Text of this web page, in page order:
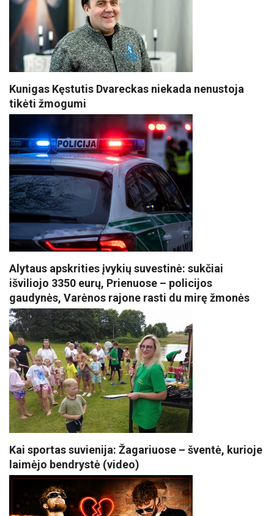
Kunigas Kęstutis Dvareckas niekada nenustoja
tikėti žmogumi
Alytaus apskrities įvykių suvestinė: sukčiai
išviliojo 3350 eurų, Prienuose – policijos
gaudynės, Varėnos rajone rasti du mirę žmonės
Kai sportas suvienija: Žagariuose – šventė, kurioje
laimėjo bendrystė (video)